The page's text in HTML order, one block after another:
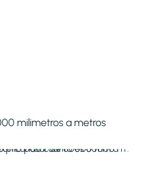
milimetros a metros